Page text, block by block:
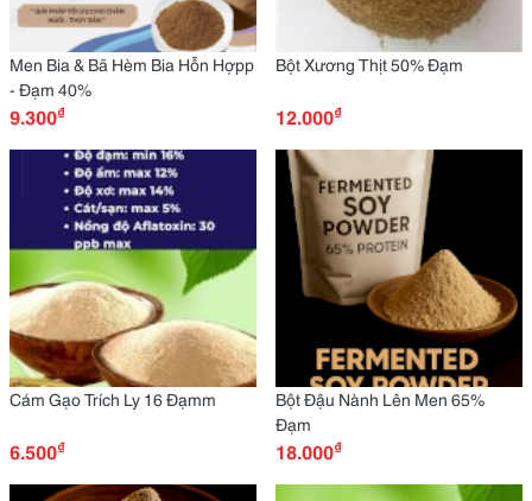
Men Bia & Bã Hèm Bia Hỗn Hợpp
- Đạm 40%
9.300₫
Bột Xương Thịt 50% Đạm
12.000₫
Cám Gạo Trích Ly 16 Đạmm
6.500₫
Bột Đậu Nành Lên Men 65%
Đạm
18.000₫